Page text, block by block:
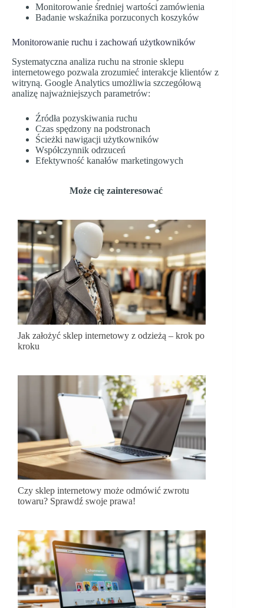
Monitorowanie średniej wartości zamówienia
Badanie wskaźnika porzuconych koszyków
Monitorowanie ruchu i zachowań użytkowników
Systematyczna analiza ruchu na stronie sklepu
internetowego pozwala zrozumieć interakcje klientów z
witryną. Google Analytics umożliwia szczegółową
analizę najważniejszych parametrów:
Źródła pozyskiwania ruchu
Czas spędzony na podstronach
Ścieżki nawigacji użytkowników
Współczynnik odrzuceń
Efektywność kanałów marketingowych
Może cię zainteresować
Jak założyć sklep internetowy z odzieżą – krok po
kroku
Czy sklep internetowy może odmówić zwrotu
towaru? Sprawdź swoje prawa!